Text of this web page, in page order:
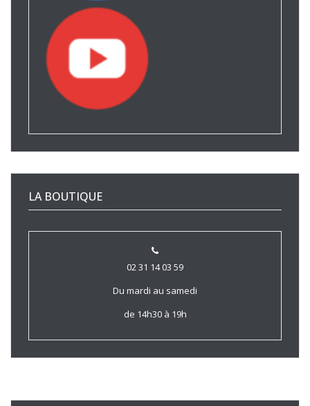
LA BOUTIQUE
02 31 14 03 59
Du mardi au samedi
de 14h30 à 19h